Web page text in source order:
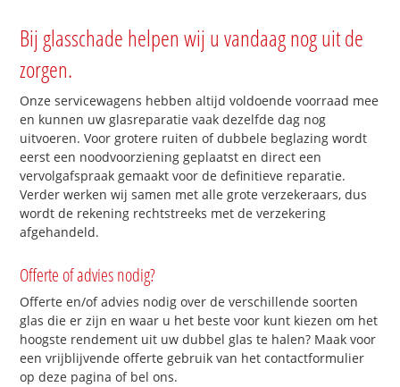
Bij glasschade helpen wij u vandaag nog uit de
zorgen.
Onze servicewagens hebben altijd voldoende voorraad mee
en kunnen uw glasreparatie vaak dezelfde dag nog
uitvoeren. Voor grotere ruiten of dubbele beglazing wordt
eerst een noodvoorziening geplaatst en direct een
vervolgafspraak gemaakt voor de definitieve reparatie.
Verder werken wij samen met alle grote verzekeraars, dus
wordt de rekening rechtstreeks met de verzekering
afgehandeld.
Offerte of advies nodig?
Offerte en/of advies nodig over de verschillende soorten
glas die er zijn en waar u het beste voor kunt kiezen om het
hoogste rendement uit uw dubbel glas te halen? Maak voor
een vrijblijvende offerte gebruik van het contactformulier
op deze pagina of bel ons.